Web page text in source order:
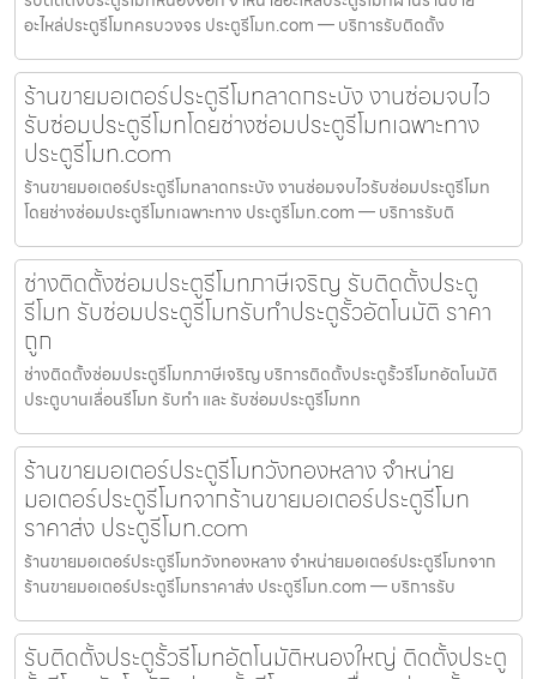
อะไหล่ประตูรีโมทครบวงจร ประตูรีโมท.com — บริการรับติดตั้ง
ร้านขายมอเตอร์ประตูรีโมทลาดกระบัง งานซ่อมจบไว
รับซ่อมประตูรีโมทโดยช่างซ่อมประตูรีโมทเฉพาะทาง
ประตูรีโมท.com
ร้านขายมอเตอร์ประตูรีโมทลาดกระบัง งานซ่อมจบไวรับซ่อมประตูรีโมท
โดยช่างซ่อมประตูรีโมทเฉพาะทาง ประตูรีโมท.com — บริการรับติ
ช่างติดตั้งซ่อมประตูรีโมทภาษีเจริญ รับติดตั้งประตู
รีโมท รับซ่อมประตูรีโมทรับทำประตูรั้วอัตโนมัติ ราคา
ถูก
ช่างติดตั้งซ่อมประตูรีโมทภาษีเจริญ บริการติดตั้งประตูรั้วรีโมทอัตโนมัติ
ประตูบานเลื่อนรีโมท รับทำ และ รับซ่อมประตูรีโมทท
ร้านขายมอเตอร์ประตูรีโมทวังทองหลาง จำหน่าย
มอเตอร์ประตูรีโมทจากร้านขายมอเตอร์ประตูรีโมท
ราคาส่ง ประตูรีโมท.com
ร้านขายมอเตอร์ประตูรีโมทวังทองหลาง จำหน่ายมอเตอร์ประตูรีโมทจาก
ร้านขายมอเตอร์ประตูรีโมทราคาส่ง ประตูรีโมท.com — บริการรับ
รับติดตั้งประตูรั้วรีโมทอัตโนมัติหนองใหญ่ ติดตั้งประตู